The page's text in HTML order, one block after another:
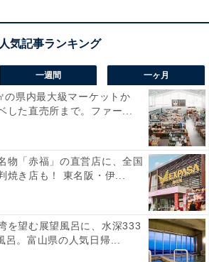
」と好評です。一方で、「ダストケ
捨て頻度が高い」という声も。軽さ
立させたい人や、部屋の隅々まで清
購入を検討してみてもよいかもしれ
一週間 一ヶ月
の県内最大級マーケットか
した直売所まで。ファー...
物「赤福」の直営店に、全国
焼き店も！ 東名阪・伊...
を望む展望風呂に、水深333
呂。富山県の人気日帰...